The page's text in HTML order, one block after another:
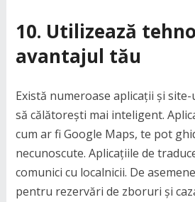
10. Utilizează
avantajul tău
Există numeroase aplicații și
să călătorești mai inteligent.
cum ar fi Google Maps, te pot
necunoscute. Aplicațiile de
comunici cu localnicii. De
pentru rezervări de zboruri și